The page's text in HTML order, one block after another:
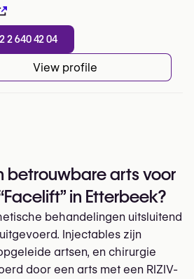
2 640 42 04
View profile
betrouwbare arts voor
in Etterbeek?
behandelingen uitsluitend
Injectables zijn
artsen, en chirurgie
door een arts met een RIZIV-